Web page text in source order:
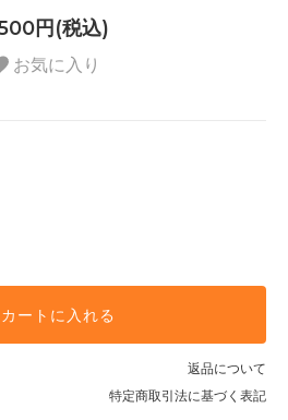
円(税込)
お気に入り
カートに入れる
返品について
特定商取引法に基づく表記